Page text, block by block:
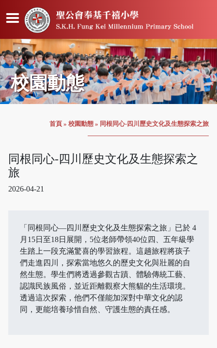
校園動態
首頁 » 校園動態 » 同根同心-四川歷史文化及生態探索之旅
同根同心-四川歷史文化及生態探索之
旅
2026-04-21
「同根同心—四川歷史文化及生態探索之旅」已於 4
月15日至18日展開，5位老師帶領40位四、五年級學
生踏上一段充滿驚喜的學習旅程。這趟旅程將孩子
們走進四川，探索當地悠久的歷史文化與壯麗的自
然生態。學生們將透過參觀古蹟、體驗傳統工藝、
認識民族風俗，並近距離觀察大熊貓的生活環境。
透過這次探索，他們不僅能加深對中華文化的認
同，更能培養珍惜自然、守護生態的責任感。